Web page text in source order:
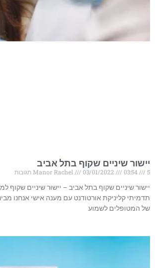
יישור שיניים שקוף בתל אביב
Manor Rachel 03/01/2022 03:54
5 תגובות
יישור שיניים שקוף בתל אביב – יישור שיניים שקוף
תדמיתי קליניקת אורטודנט עם מענה אישי אנחנו
של המטופלים לשמוע